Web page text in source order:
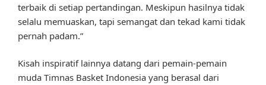
terbaik di setiap pertandingan. Meskipun hasilnya tidak
selalu memuaskan, tapi semangat dan tekad kami tidak
pernah padam.”
Kisah inspiratif lainnya datang dari pemain-pemain
muda Timnas Basket Indonesia yang berasal dari